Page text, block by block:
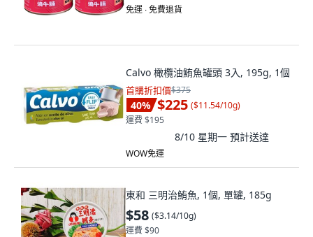
免運 ∙ 免費退貨
Calvo 橄欖油鮪魚罐頭 3入, 195g, 1個
首購折扣價$375
40% $225 ($11.54/10g)
運費 $195
8/10 星期一 預計送達
WOW免運
東和 三明治鮪魚, 1個, 單罐, 185g
$58 ($3.14/10g)
運費 $90